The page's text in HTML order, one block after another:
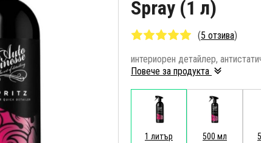
Spray (1 л)
(5 отзива)
интериорен детайлер,
Повече за продукта
1 литър 500 мл